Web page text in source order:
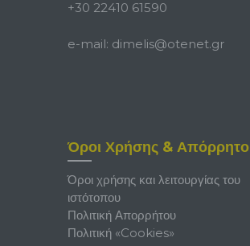
+30 22410 61590
e-mail: dimelis@otenet.gr
Όροι Χρήσης & Απόρρητο
Όροι χρήσης και λειτουργίας του
ιστότοπου
Πολιτική Απορρήτου
Πολιτική «Cookies»